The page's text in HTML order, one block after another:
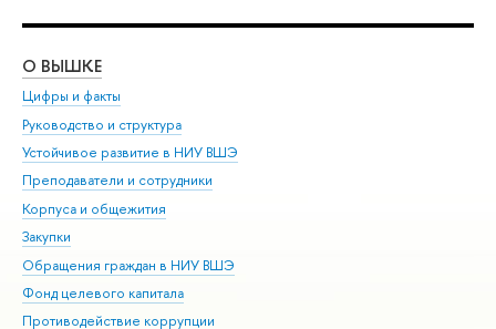
О ВЫШКЕ
Цифры и факты
Руководство и структура
Устойчивое развитие в НИУ ВШЭ
Преподаватели и сотрудники
Корпуса и общежития
Закупки
Обращения граждан в НИУ ВШЭ
Фонд целевого капитала
Противодействие коррупции